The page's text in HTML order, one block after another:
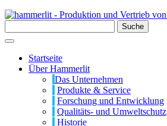
Suche
Startseite
Über Hammerlit
Das Unternehmen
Produkte & Service
Forschung und Entwicklung
Qualitäts- und Umweltschutz
Historie